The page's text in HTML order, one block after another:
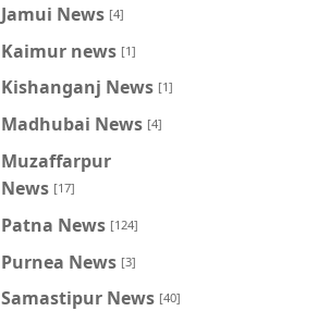
Jamui News [4]
Kaimur news [1]
Kishanganj News [1]
Madhubai News [4]
Muzaffarpur
News [17]
Patna News [124]
Purnea News [3]
Samastipur News [40]